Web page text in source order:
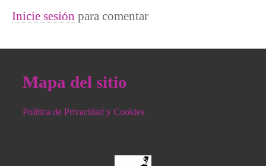
Inicie sesión para comentar
Mapa del sitio
Política de Privacidad y Cookies